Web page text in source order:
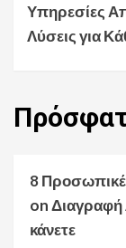
Υπηρεσίες
Λύσεις για
8
on
κάνετε